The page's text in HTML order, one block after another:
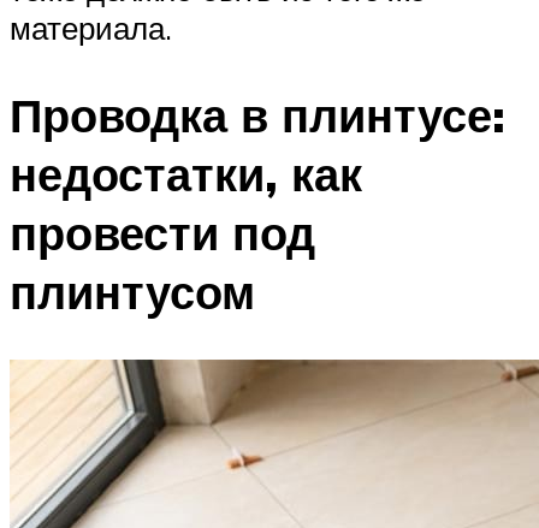
материала.
Проводка в плинтусе:
недостатки, как
провести под
плинтусом